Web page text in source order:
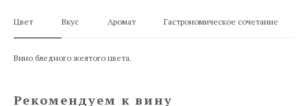
Цвет Вкус Аромат Гастрономическое сочетание
Вино бледного желтого цвета.
Рекомендуем к вину